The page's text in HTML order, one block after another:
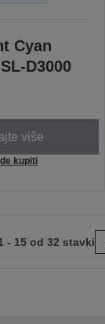
Cyan
D3000
više
kupiti
- 15 od 32 stavki